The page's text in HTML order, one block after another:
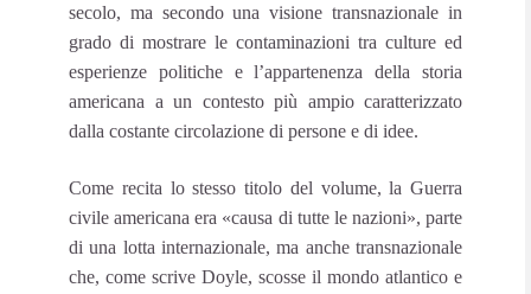
secolo, ma secondo una visione transnazionale in
grado di mostrare le contaminazioni tra culture ed
esperienze politiche e l’appartenenza della storia
americana a un contesto più ampio caratterizzato
dalla costante circolazione di persone e di idee.
Come recita lo stesso titolo del volume, la Guerra
civile americana era «causa di tutte le nazioni», parte
di una lotta internazionale, ma anche transnazionale
che, come scrive Doyle, scosse il mondo atlantico e